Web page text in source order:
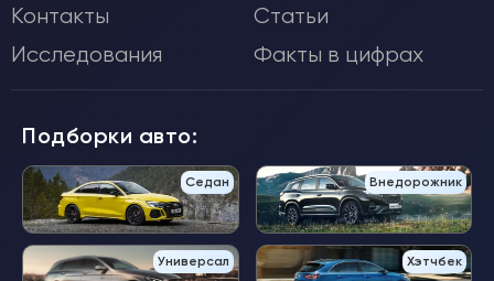
Контакты
Статьи
Исследования
Факты в цифрах
Подборки авто:
Седан Внедорожник
Универсал Хэтчбек